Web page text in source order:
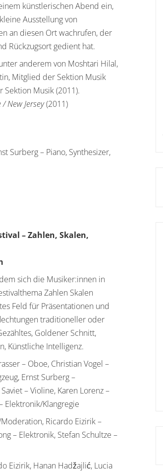
künstlerischen Abend ein,
Ausstellung von
an diesen Ort wachrufen, der
Rückzugsort gedient hat.
anderem von Moshtari Hilal,
Mitglied der Sektion Musik
Musik (2011).
New Jersey(2011)
Surberg – Piano, Synthesizer,
– Zahlen, Skalen,
sich die Musiker:innen in
Zahlen Skalen
Feld für Präsentationen und
traditioneller oder
Goldener Schnitt,
Künstliche Intelligenz.
– Oboe, Christian Vogel –
Ernst Surberg –
– Violine, Karen Lorenz –
Elektronik/Klangregie
Ricardo Eizirik –
– Elektronik, Stefan Schultze –
Eizirik, Hanan Hadžajlić, Lucia